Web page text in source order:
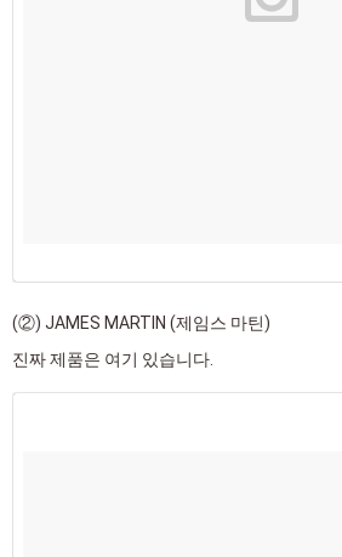
(②) JAMES MARTIN (제임스 마틴)
진짜 제품은 여기 있습니다.